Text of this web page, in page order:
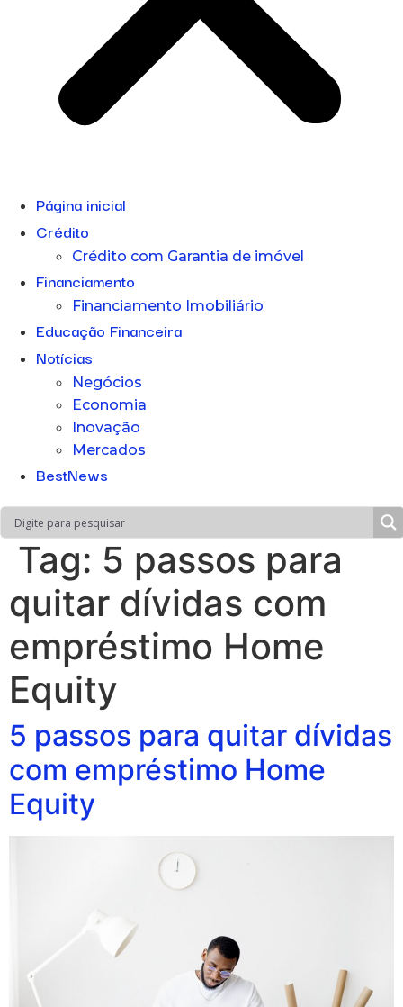
Página inicial
Crédito
Crédito com Garantia de imóvel
Financiamento
Financiamento Imobiliário
Educação Financeira
Notícias
Negócios
Economia
Inovação
Mercados
BestNews
Tag: 5 passos para
quitar dívidas com
empréstimo Home
Equity
5 passos para quitar dívidas
com empréstimo Home
Equity